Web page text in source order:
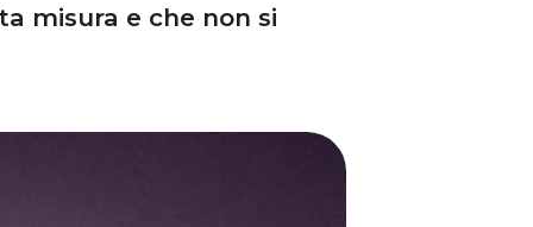
misura e che non si